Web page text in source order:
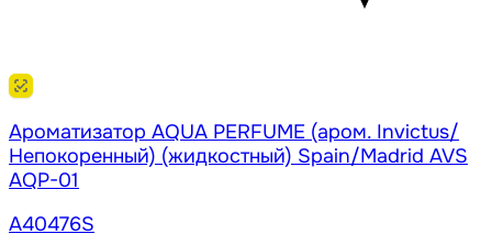
Ароматизатор AQUA PERFUME (аром. Invictus/
Непокоренный) (жидкостный) Spain/Madrid AVS
AQP-01
A40476S